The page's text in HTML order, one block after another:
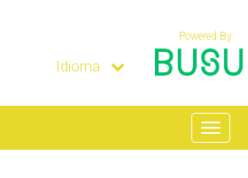
Idioma
Powered By: